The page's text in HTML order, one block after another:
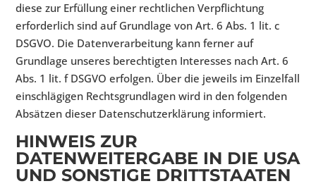
diese zur Erfüllung einer rechtlichen Verpflichtung
erforderlich sind auf Grundlage von Art. 6 Abs. 1 lit. c
DSGVO. Die Datenverarbeitung kann ferner auf
Grundlage unseres berechtigten Interesses nach Art. 6
Abs. 1 lit. f DSGVO erfolgen. Über die jeweils im Einzelfall
einschlägigen Rechtsgrundlagen wird in den folgenden
Absätzen dieser Datenschutzerklärung informiert.
HINWEIS ZUR
DATENWEITERGABE IN DIE USA
UND SONSTIGE DRITTSTAATEN